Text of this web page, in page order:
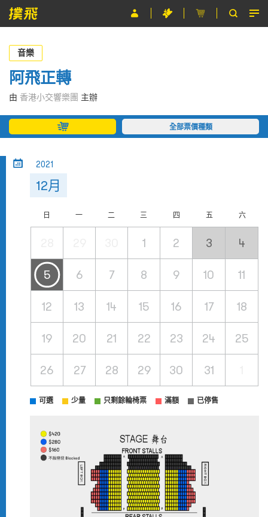
節目
主辦單位
關於撲飛
條款及細則
音樂
阿飛正轉
由 香港小交響樂團 主辦
全部票價種類
2021
12月
日 一 二 三 四 五 六
1 2 3 4
5 6 7 8 9 10 11
12 13 14 15 16 17 18
19 20 21 22 23 24 25
26 27 28 29 30 31
可選 少量 只剩餘輪椅票 滿額 已停售